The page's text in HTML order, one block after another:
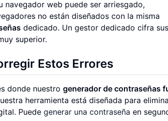
navegador web puede ser arriesgado,
no están diseñados con la misma
dedicado. Un gestor dedicado cifra sus
superior.
Estos Errores
donde nuestro generador de contraseñas
herramienta está diseñada para
Puede generar una contraseña en